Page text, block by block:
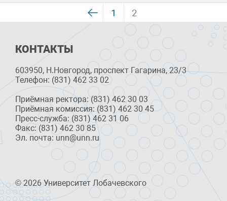
1 2
КОНТАКТЫ
603950, Н.Новгород, проспект Гагарина, 23/3
Телефон: (831) 462 33 02
Приёмная ректора: (831) 462 30 03
Приёмная комиссия: (831) 462 30 45
Пресс-служба: (831) 462 31 06
Факс: (831) 462 30 85
Эл. почта: unn@unn.ru
© 2026 Университет Лобачевского